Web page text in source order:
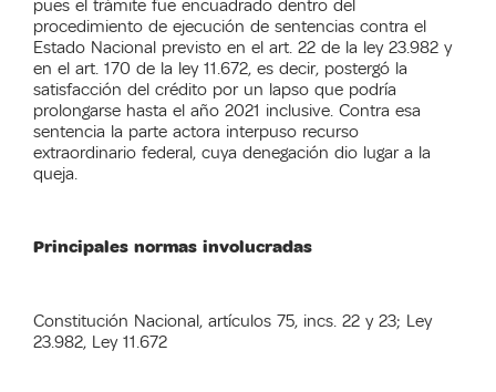
pues el trámite fue encuadrado dentro del
procedimiento de ejecución de sentencias contra el
Estado Nacional previsto en el art. 22 de la ley 23.982 y
en el art. 170 de la ley 11.672, es decir, postergó la
satisfacción del crédito por un lapso que podría
prolongarse hasta el año 2021 inclusive. Contra esa
sentencia la parte actora interpuso recurso
extraordinario federal, cuya denegación dio lugar a la
queja.
Principales normas involucradas
Constitución Nacional, artículos 75, incs. 22 y 23; Ley
23.982, Ley 11.672